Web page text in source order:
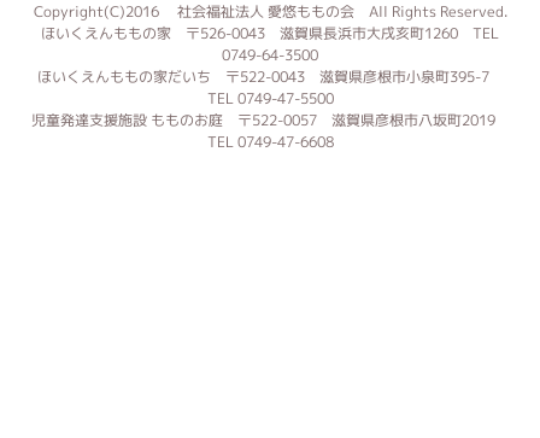
Copyright(C)2016 社会福祉法人 愛悠ももの会 All Rights Reserved.
ほいくえんももの家 〒526-0043 滋賀県長浜市大戌亥町1260 TEL
0749-64-3500
ほいくえんももの家だいち 〒522-0043 滋賀県彦根市小泉町395-7
TEL 0749-47-5500
児童発達支援施設 もものお庭 〒522-0057 滋賀県彦根市八坂町2019
TEL 0749-47-6608